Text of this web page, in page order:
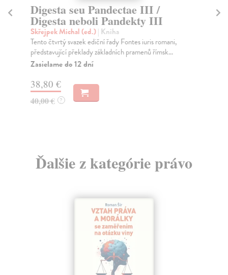
Digesta seu Pandectae III /
Digesta neboli Pandekty III
Skřejpek Michal (ed.)| Kniha
Tento čtvrtý svazek ediční řady Fontes iuris romani,
představující překlady základních pramenů římsk...
Zasielame do 12 dní
38,80 €
40,00 € ?
Ďalšie z kategórie právo